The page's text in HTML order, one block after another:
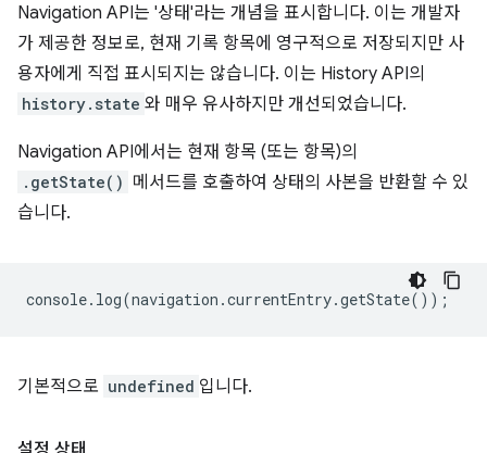
Navigation API는 '상태'라는 개념을 표시합니다. 이는 개발자
가 제공한 정보로, 현재 기록 항목에 영구적으로 저장되지만 사
용자에게 직접 표시되지는 않습니다. 이는 History API의
history.state 와 매우 유사하지만 개선되었습니다.
Navigation API에서는 현재 항목 (또는 항목)의
.getState() 메서드를 호출하여 상태의 사본을 반환할 수 있
습니다.
console. log(navigation .currentEntry.getState());
기본적으로 undefined 입니다.